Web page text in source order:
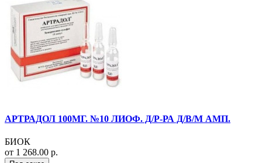
АРТРАДОЛ 100МГ. №10 ЛИОФ. Д/Р-РА Д/В/М АМП.
БИОК
от 1 268.00 р.